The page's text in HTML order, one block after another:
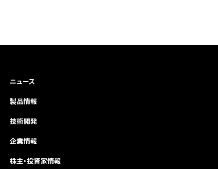
ニュース
製品情報
技術開発
企業情報
株主・投資家情報